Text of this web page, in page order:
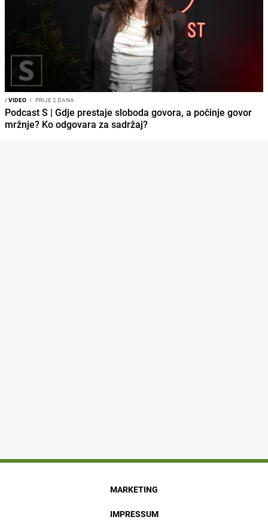
/VIDEO I PRIJE 2 DANA
Podcast S | Gdje prestaje sloboda govora, a počinje govor
mržnje? Ko odgovara za sadržaj?
MARKETING
IMPRESSUM